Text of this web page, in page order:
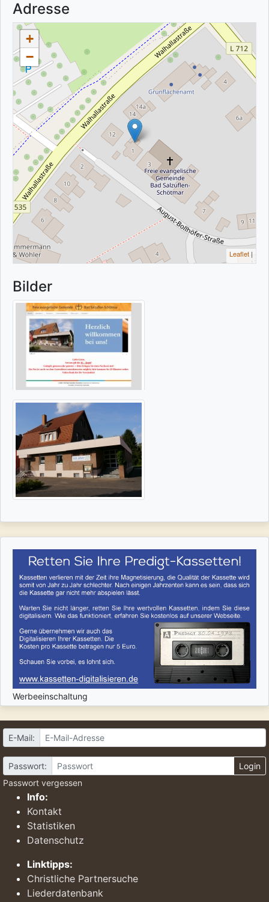
Adresse
+
−
Leaflet |
Bilder
Werbeeinschaltung
E-Mail:
Passwort:
Login
Passwort vergessen
Info:
Kontakt
Statistiken
Datenschutz
Linktipps:
Christliche Partnersuche
Liederdatenbank